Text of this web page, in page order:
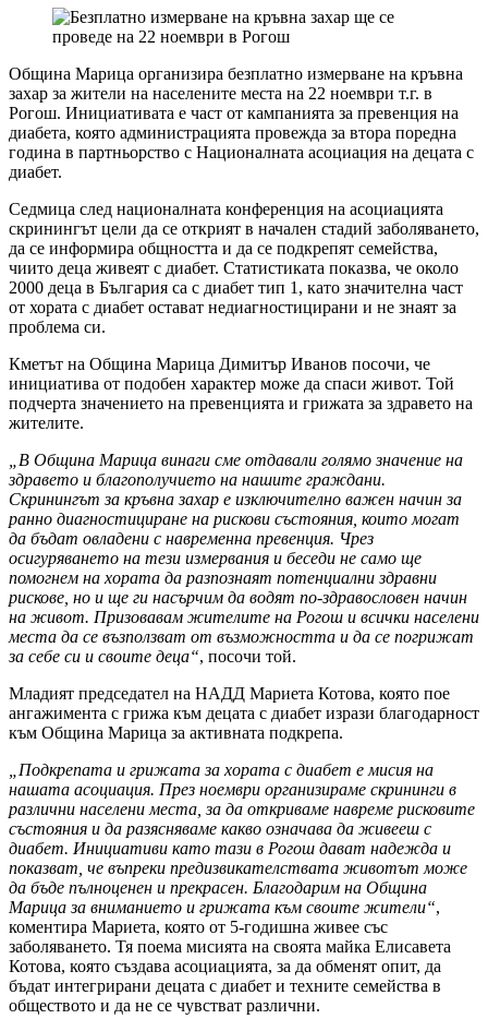
Община Марица организира безплатно измерване на кръвна
захар за жители на населените места на 22 ноември т.г. в
Рогош. Инициативата е част от кампанията за превенция на
диабета, която администрацията провежда за втора поредна
година в партньорство с Националната асоциация на децата с
диабет.
Седмица след националната конференция на асоциацията
скринингът цели да се открият в начален стадий заболяването,
да се информира общността и да се подкрепят семейства,
чиито деца живеят с диабет. Статистиката показва, че около
2000 деца в България са с диабет тип 1, като значителна част
от хората с диабет остават недиагностицирани и не знаят за
проблема си.
Кметът на Община Марица Димитър Иванов посочи, че
инициатива от подобен характер може да спаси живот. Той
подчерта значението на превенцията и грижата за здравето на
жителите.
„В Община Марица винаги сме отдавали голямо значение на
здравето и благополучието на нашите граждани.
Скринингът за кръвна захар е изключително важен начин за
ранно диагностициране на рискови състояния, които могат
да бъдат овладени с навременна превенция. Чрез
осигуряването на тези измервания и беседи не само ще
помогнем на хората да разпознаят потенциални здравни
рискове, но и ще ги насърчим да водят по-здравословен начин
на живот. Призовавам жителите на Рогош и всички населени
места да се възползват от възможността и да се погрижат
за себе си и своите деца“, посочи той.
Младият председател на НАДД Мариета Котова, която пое
ангажимента с грижа към децата с диабет изрази благодарност
към Община Марица за активната подкрепа.
„Подкрепата и грижата за хората с диабет е мисия на
нашата асоциация. През ноември организираме скрининги в
различни населени места, за да откриваме навреме рисковите
състояния и да разясняваме какво означава да живееш с
диабет. Инициативи като тази в Рогош дават надежда и
показват, че въпреки предизвикателствата животът може
да бъде пълноценен и прекрасен. Благодарим на Община
Марица за вниманието и грижата към своите жители“,
коментира Мариета, която от 5-годишна живее със
заболяването. Тя поема мисията на своята майка Елисавета
Котова, която създава асоциацията, за да обменят опит, да
бъдат интегрирани децата с диабет и техните семейства в
обществото и да не се чувстват различни.